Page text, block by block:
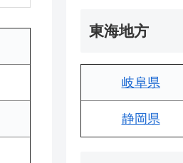
東海地方
岐阜県
静岡県